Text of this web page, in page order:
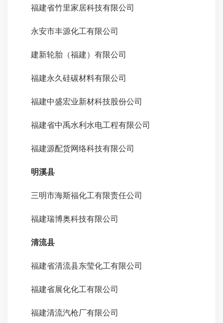
福建省竹里家居科技有限公司
永安市丰源化工有限公司
建新轮胎（福建）有限公司
福建永久硅碳材料有限公司
福建中盛宏业新材科技股份公司
福建省中禹水利水电工程有限公司
福建源配货网络科技有限公司
明溪县
三明市海斯福化工有限责任公司
福建瑞博奥科技有限公司
清流县
福建省清流县东莹化工有限公司
福建省展化化工有限公司
福建清流汽枪厂有限公司